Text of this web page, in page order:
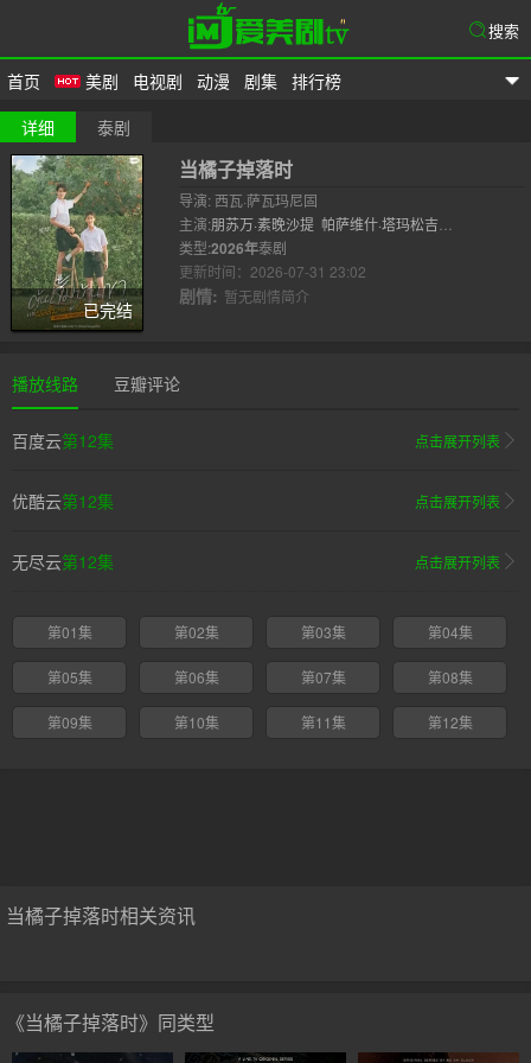
首页 美剧 电视剧 动漫 剧集 排行榜
搜索
详细 泰剧
已完结
当橘子掉落时
导演: 西瓦·萨瓦玛尼固
主演:朋苏万·素晚沙提 帕萨维什·塔玛松吉
迪 Ken·Kanthee·Limpitkranon
类型:2026年泰剧
更新时间：2026-07-31 23:02
剧情: 暂无剧情简介
播放线路 豆瓣评论
百度云第12集 点击展开列表
优酷云第12集 点击展开列表
无尽云第12集 点击展开列表
第01集 第02集 第03集 第04集
第05集 第06集 第07集 第08集
第09集 第10集 第11集 第12集
当橘子掉落时相关资讯
《当橘子掉落时》同类型